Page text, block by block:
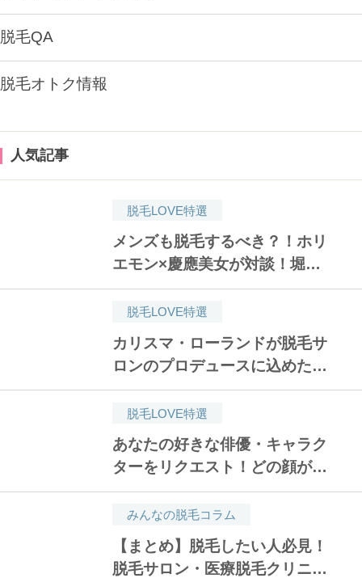
脱毛QA
脱毛オトク情報
人気記事
脱毛LOVE特選
メンズも脱毛するべき？！ホリ
エモン×慶應美女が対談！堀江
貴文氏が脱毛した理由は〇〇だ
った！
脱毛LOVE特選
カリスマ・ローランドが脱毛サ
ロンのプロデュースに込めた願
い【男の美は女をも美しくす
る】
脱毛LOVE特選
あなたの好きな俳優・キャラク
ターをリクエスト！どの顔がタ
イプ？1分であなたの好みを診
断【ヒゲ診断】
みんなの脱毛コラム
【まとめ】脱毛したい人必見！
脱毛サロン・医療脱毛クリニッ